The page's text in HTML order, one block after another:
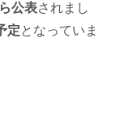
公表されまし
定となっていま